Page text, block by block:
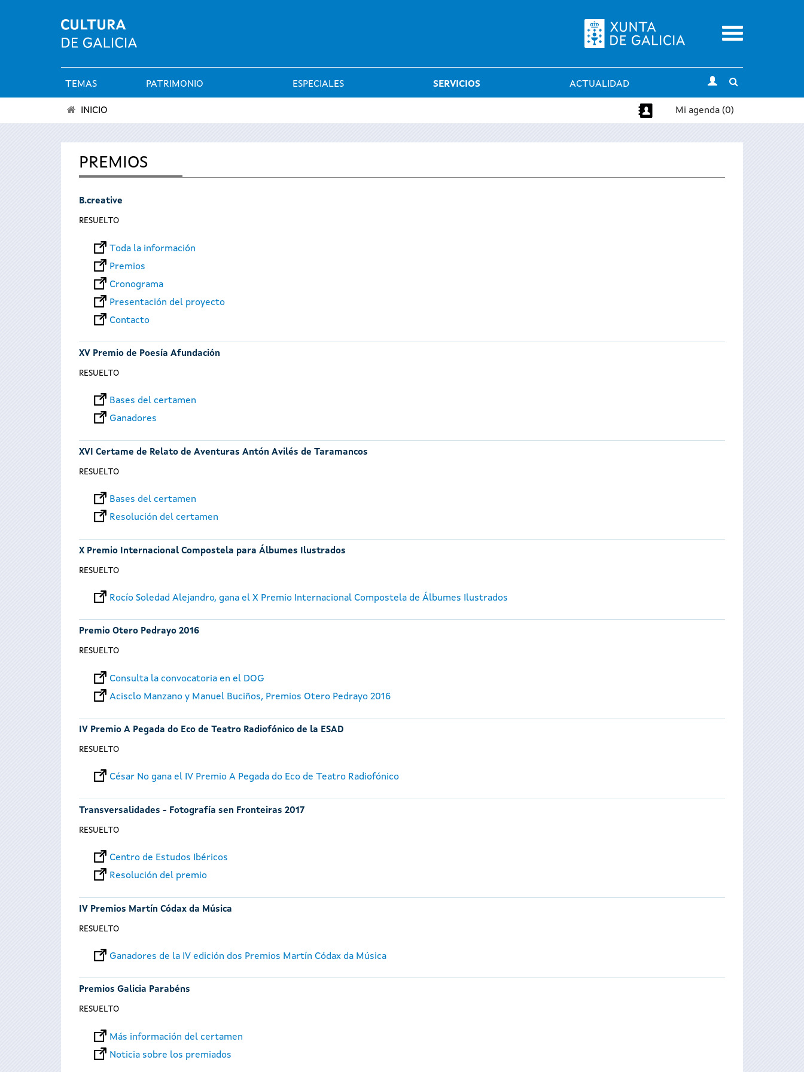
Menu
Menú
principal
TEMAS PATRIMONIO ESPECIALES SERVICIOS ACTUALIDAD
search
encuentra
aquí
INICIO Mi agenda (0)
PREMIOS
B.creative
RESUELTO
Toda la información
Premios
Cronograma
Presentación del proyecto
Contacto
XV Premio de Poesía Afundación
RESUELTO
Bases del certamen
Ganadores
XVI Certame de Relato de Aventuras Antón Avilés de Taramancos
RESUELTO
Bases del certamen
Resolución del certamen
X Premio Internacional Compostela para Álbumes Ilustrados
RESUELTO
Rocío Soledad Alejandro, gana el X Premio Internacional Compostela de Álbumes Ilustrados
Premio Otero Pedrayo 2016
RESUELTO
Consulta la convocatoria en el DOG
Acisclo Manzano y Manuel Buciños, Premios Otero Pedrayo 2016
IV Premio A Pegada do Eco de Teatro Radiofónico de la ESAD
RESUELTO
César No gana el IV Premio A Pegada do Eco de Teatro Radiofónico
Transversalidades - Fotografía sen Fronteiras 2017
RESUELTO
Centro de Estudos Ibéricos
Resolución del premio
IV Premios Martín Códax da Música
RESUELTO
Ganadores de la IV edición dos Premios Martín Códax da Música
Premios Galicia Parabéns
RESUELTO
Más información del certamen
Noticia sobre los premiados